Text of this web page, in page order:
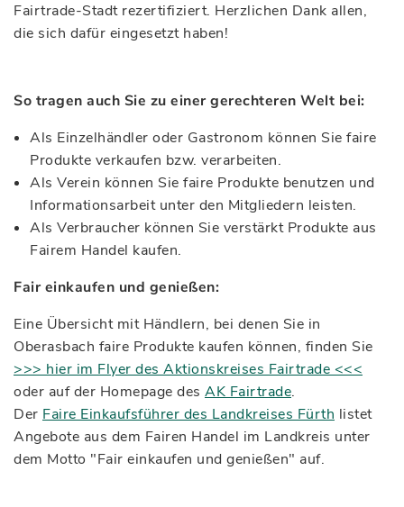
Fairtrade-Stadt rezertifiziert. Herzlichen Dank allen,
die sich dafür eingesetzt haben!
So tragen auch Sie zu einer gerechteren Welt bei:
Als Einzelhändler oder Gastronom können Sie faire
Produkte verkaufen bzw. verarbeiten.
Als Verein können Sie faire Produkte benutzen und
Informationsarbeit unter den Mitgliedern leisten.
Als Verbraucher können Sie verstärkt Produkte aus
Fairem Handel kaufen.
Fair einkaufen und genießen:
Eine Übersicht mit Händlern, bei denen Sie in
Oberasbach faire Produkte kaufen können, finden Sie
>>> hier im Flyer des Aktionskreises Fairtrade <<<
oder auf der Homepage des AK Fairtrade.
Der Faire Einkaufsführer des Landkreises Fürth listet
Angebote aus dem Fairen Handel im Landkreis unter
dem Motto "Fair einkaufen und genießen" auf.